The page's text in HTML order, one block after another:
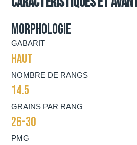
Morphologie
GABARIT
HAUT
NOMBRE DE RANGS
14.5
GRAINS PAR RANG
26-30
PMG